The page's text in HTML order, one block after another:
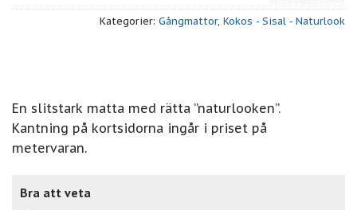
Kategorier: Gångmattor, Kokos - Sisal - Naturlook
En slitstark matta med rätta ”naturlooken”.
Kantning på kortsidorna ingår i priset på
metervaran.
Bra att veta